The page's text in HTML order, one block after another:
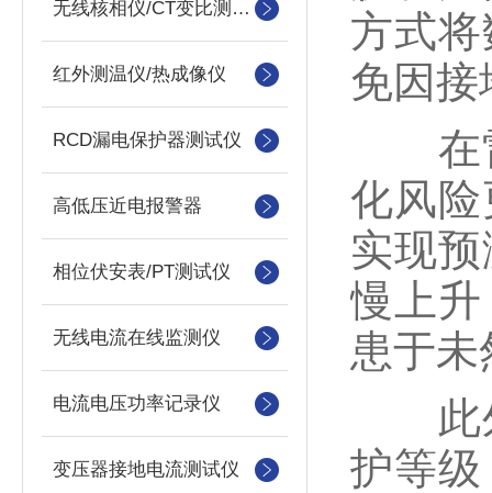
无线核相仪/CT变比测试仪
红外测温仪/热成像仪
RCD漏电保护器测试仪
高低压近电报警器
相位伏安表/PT测试仪
无线电流在线监测仪
电流电压功率记录仪
变压器接地电流测试仪
方式
免因接
在雷
化风
实现
慢上
患于未
此外
护等